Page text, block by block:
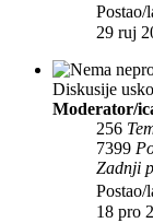
Postao/
29 ruj
Diskusije
Moderator/
256
7399
Zadnji
Postao/
18 pro